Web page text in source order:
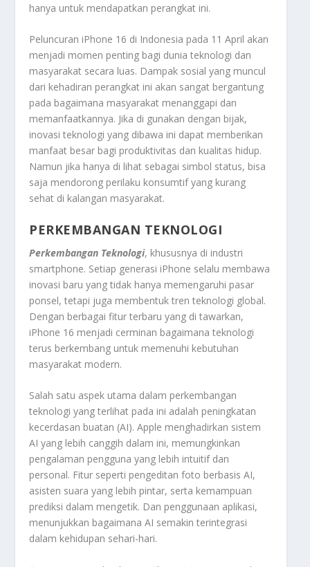
hanya untuk mendapatkan perangkat ini.
Peluncuran iPhone 16 di Indonesia pada 11 April akan
menjadi momen penting bagi dunia teknologi dan
masyarakat secara luas. Dampak sosial yang muncul
dari kehadiran perangkat ini akan sangat bergantung
pada bagaimana masyarakat menanggapi dan
memanfaatkannya. Jika di gunakan dengan bijak,
inovasi teknologi yang dibawa ini dapat memberikan
manfaat besar bagi produktivitas dan kualitas hidup.
Namun jika hanya di lihat sebagai simbol status, bisa
saja mendorong perilaku konsumtif yang kurang
sehat di kalangan masyarakat.
PERKEMBANGAN TEKNOLOGI
Perkembangan Teknologi, khususnya di industri
smartphone. Setiap generasi iPhone selalu membawa
inovasi baru yang tidak hanya memengaruhi pasar
ponsel, tetapi juga membentuk tren teknologi global.
Dengan berbagai fitur terbaru yang di tawarkan,
iPhone 16 menjadi cerminan bagaimana teknologi
terus berkembang untuk memenuhi kebutuhan
masyarakat modern.
Salah satu aspek utama dalam perkembangan
teknologi yang terlihat pada ini adalah peningkatan
kecerdasan buatan (AI). Apple menghadirkan sistem
AI yang lebih canggih dalam ini, memungkinkan
pengalaman pengguna yang lebih intuitif dan
personal. Fitur seperti pengeditan foto berbasis AI,
asisten suara yang lebih pintar, serta kemampuan
prediksi dalam mengetik. Dan penggunaan aplikasi,
menunjukkan bagaimana AI semakin terintegrasi
dalam kehidupan sehari-hari.